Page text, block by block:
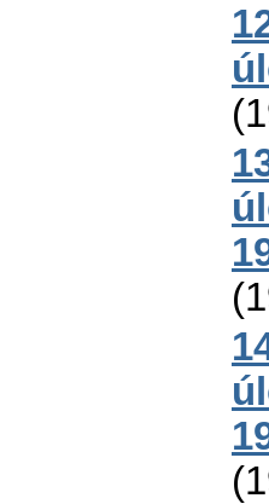
(
(
(